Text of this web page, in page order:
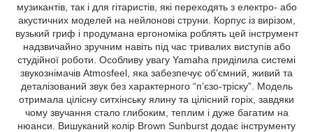
музикантів, так і для гітаристів, які переходять з електро- або
акустичних моделей на нейлонові струни. Корпус із вирізом,
вузький гриф і продумана ергономіка роблять цей інструмент
надзвичайно зручним навіть під час тривалих виступів або
студійної роботи. Особливу увагу Yamaha приділила системі
звукознімачів Atmosfeel, яка забезпечує об’ємний, живий та
деталізований звук без характерного “п’єзо-тріску”. Модель
отримала цілісну ситхінську ялину та цілісний горіх, завдяки
чому звучання стало глибоким, теплим і дуже багатим на
нюанси. Вишуканий колір Brown Sunburst додає інструменту